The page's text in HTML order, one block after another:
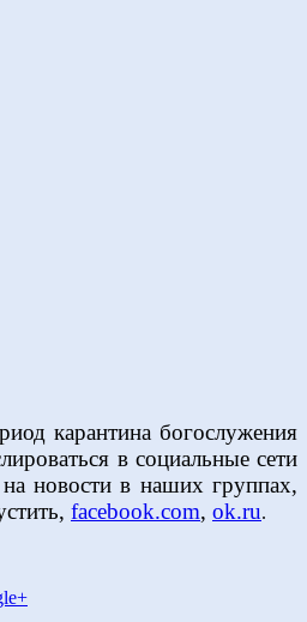
карантина богослужения
в социальные сети
новости в наших группах,
facebook.com, ok.ru.